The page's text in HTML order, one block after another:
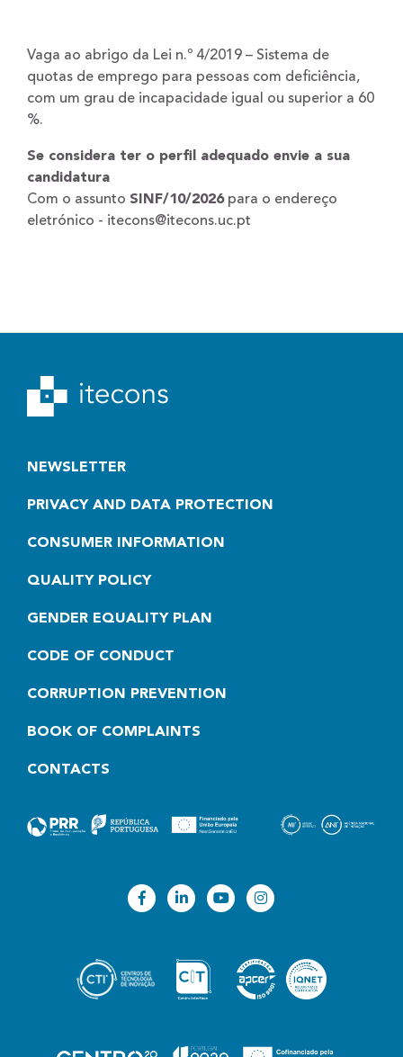
Vaga ao abrigo da Lei n.º 4/2019 – Sistema de
quotas de emprego para pessoas com deficiência,
com um grau de incapacidade igual ou superior a 60
%.
Se considera ter o perfil adequado envie a sua
candidatura
Com o assunto SINF/10/2026para o endereço
eletrónico - itecons@itecons.uc.pt
NEWSLETTER
PRIVACY AND DATA PROTECTION
CONSUMER INFORMATION
QUALITY POLICY
GENDER EQUALITY PLAN
CODE OF CONDUCT
CORRUPTION PREVENTION
BOOK OF COMPLAINTS
CONTACTS